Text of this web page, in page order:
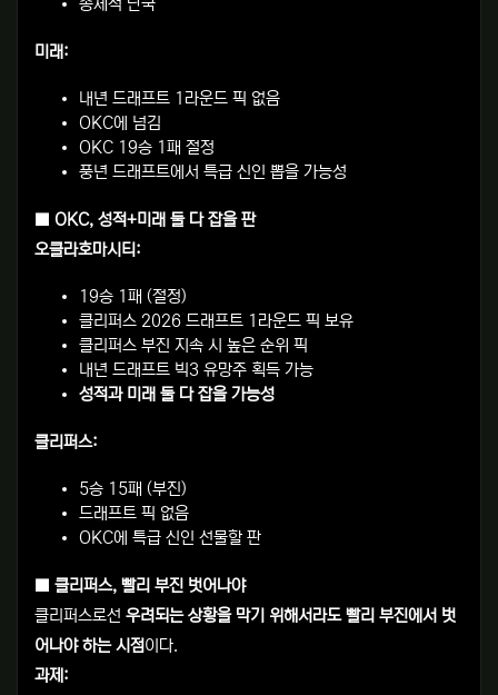
총체적 난국
미래:
내년 드래프트 1라운드 픽 없음
OKC에 넘김
OKC 19승 1패 절정
풍년 드래프트에서 특급 신인 뽑을 가능성
■ OKC, 성적+미래 둘 다 잡을 판
오클라호마시티:
19승 1패 (절정)
클리퍼스 2026 드래프트 1라운드 픽 보유
클리퍼스 부진 지속 시 높은 순위 픽
내년 드래프트 빅3 유망주 획득 가능
성적과 미래 둘 다 잡을 가능성
클리퍼스:
5승 15패 (부진)
드래프트 픽 없음
OKC에 특급 신인 선물할 판
■ 클리퍼스, 빨리 부진 벗어나야
클리퍼스로선 우려되는 상황을 막기 위해서라도 빨리 부진에서 벗
어나야 하는 시점이다.
과제: